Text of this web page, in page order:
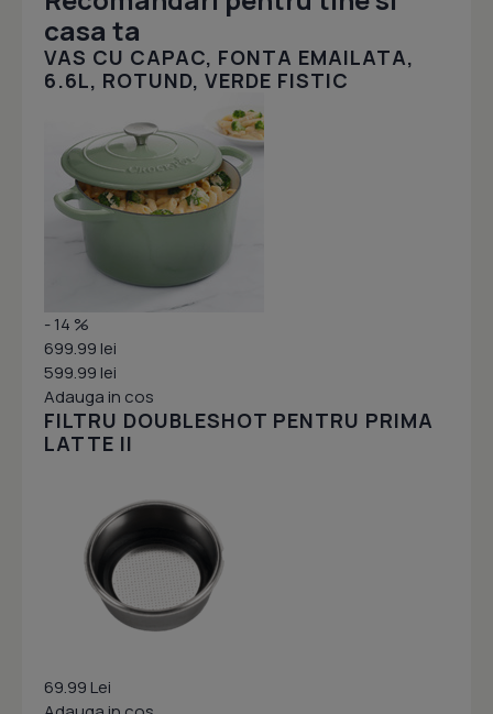
casa ta
VAS CU CAPAC, FONTA EMAILATA,
6.6L, ROTUND, VERDE FISTIC
- 14 %
699.99 lei
599.99 lei
Adauga in cos
FILTRU DOUBLESHOT PENTRU PRIMA
LATTE II
69.99 Lei